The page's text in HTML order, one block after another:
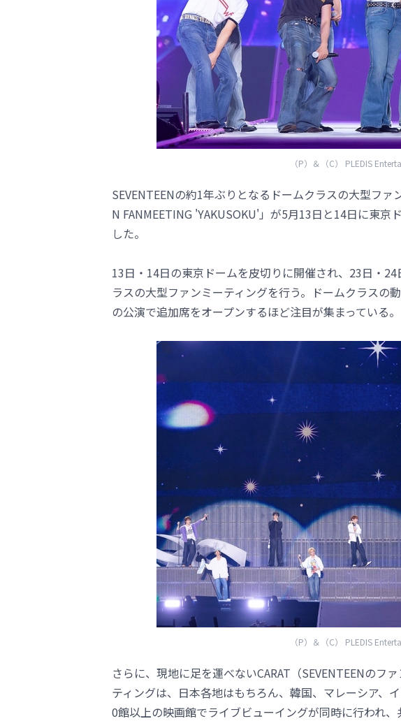
（P）＆（C） PLEDIS
SEVENTEENの約1年ぶりとなるドームクラスの大型ファ
N FANMEETING 'YAKUSOKU'」が5月13日と14日に東
した。
13日・14日の東京ドームを皮切りに開催され、23日・
ラスの大型ファンミーティングを行う。ドームクラスの
の公演で追加席をオープンするほど注目が集まっている。
（P）＆（C） PLEDIS
さらに、現地に足を運べないCARAT（SEVENTEENのフ
ティングは、日本各地はもちろん、韓国、マレーシア、
0館以上の映画館でライブビューイングが同時に行われ